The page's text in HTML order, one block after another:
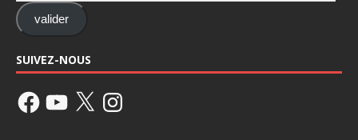
valider
SUIVEZ-NOUS